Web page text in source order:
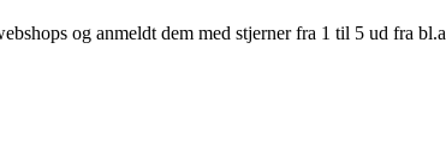
og anmeldt dem med stjerner fra 1 til 5 ud fra